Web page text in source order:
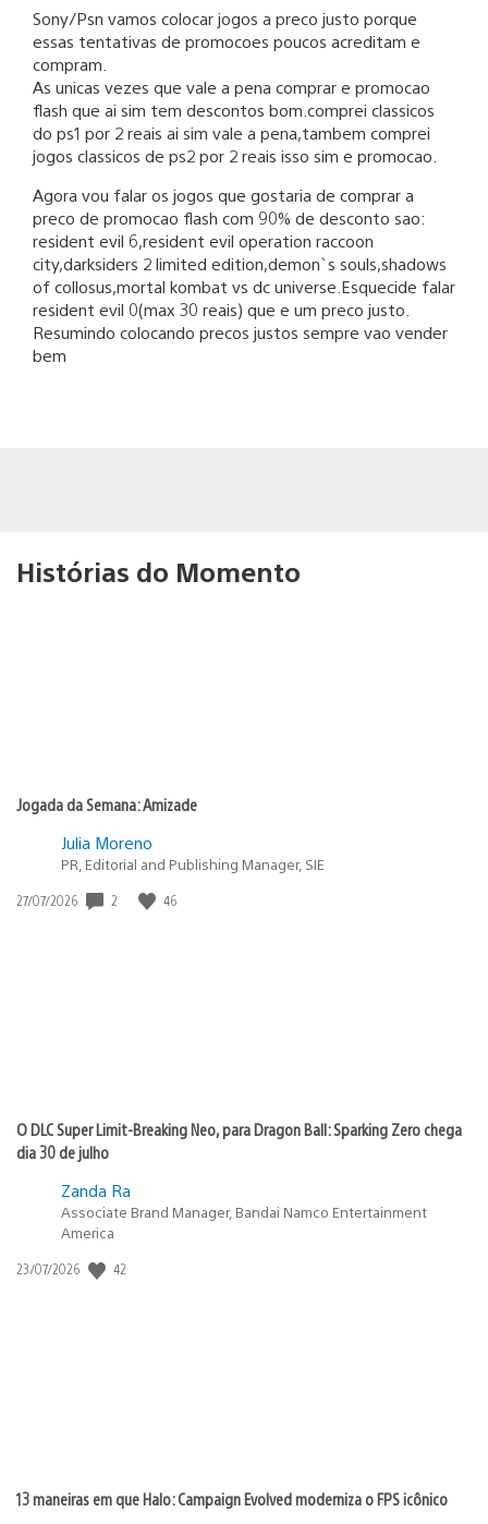
Sony/Psn vamos colocar jogos a preco justo porque
essas tentativas de promocoes poucos acreditam e
compram.
As unicas vezes que vale a pena comprar e promocao
flash que ai sim tem descontos bom.comprei classicos
do ps1 por 2 reais ai sim vale a pena,tambem comprei
jogos classicos de ps2 por 2 reais isso sim e promocao.
Agora vou falar os jogos que gostaria de comprar a
preco de promocao flash com 90% de desconto sao:
resident evil 6,resident evil operation raccoon
city,darksiders 2 limited edition,demon`s souls,shadows
of collosus,mortal kombat vs dc universe.Esquecide falar
resident evil 0(max 30 reais) que e um preco justo.
Resumindo colocando precos justos sempre vao vender
bem
Histórias do Momento
Jogada da Semana: Amizade
Julia Moreno
PR, Editorial and Publishing Manager, SIE
Data
27/07/2026 2 46
O DLC Super Limit-Breaking Neo, para Dragon Ball: Sparking Zero chega
dia 30 de julho
Zanda Ra
Associate Brand Manager, Bandai Namco Entertainment
America
Data
23/07/2026 42
13 maneiras em que Halo: Campaign Evolved moderniza o FPS icônico